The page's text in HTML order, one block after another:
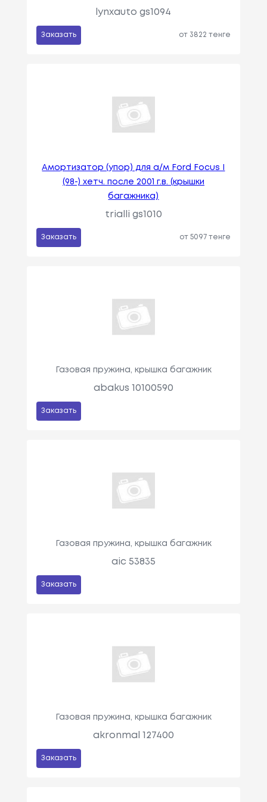
lynxauto gs1094
Заказать от 3822 тенге
Амортизатор (упор) для а/м Ford Focus I
(98-) хетч. после 2001 г.в. (крышки
багажника)
trialli gs1010
Заказать от 5097 тенге
Газовая пружина, крышка багажник
abakus 10100590
Заказать
Газовая пружина, крышка багажник
aic 53835
Заказать
Газовая пружина, крышка багажник
akronmal 127400
Заказать